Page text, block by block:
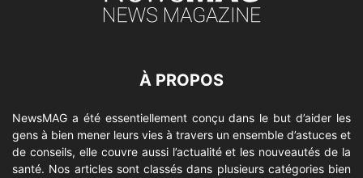
À PROPOS
NewsMAG a été essentiellement conçu dans le but d’aider les
gens à bien mener leurs vies à travers un ensemble d’astuces et
de conseils, elle couvre aussi l’actualité et les nouveautés de la
santé. Nos articles sont classés dans plusieurs catégories bien